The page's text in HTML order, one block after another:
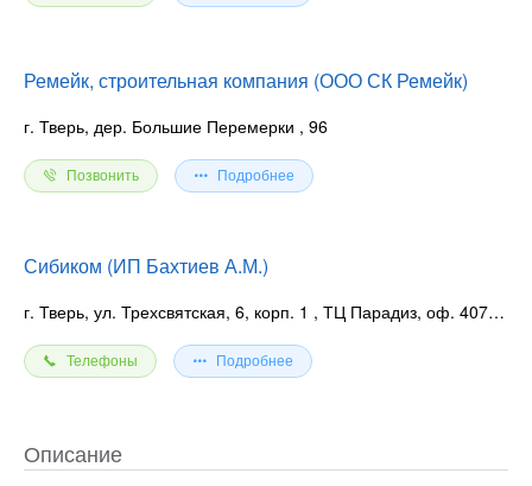
Ремейк, строительная компания (ООО СК Ремейк)
г. Тверь, дер. Большие Перемерки , 96
Позвонить Подробнее
Сибиком (ИП Бахтиев А.М.)
г. Тверь, ул. Трехсвятская, 6, корп. 1 , ТЦ Парадиз, оф. 407, 409
Телефоны Подробнее
Описание